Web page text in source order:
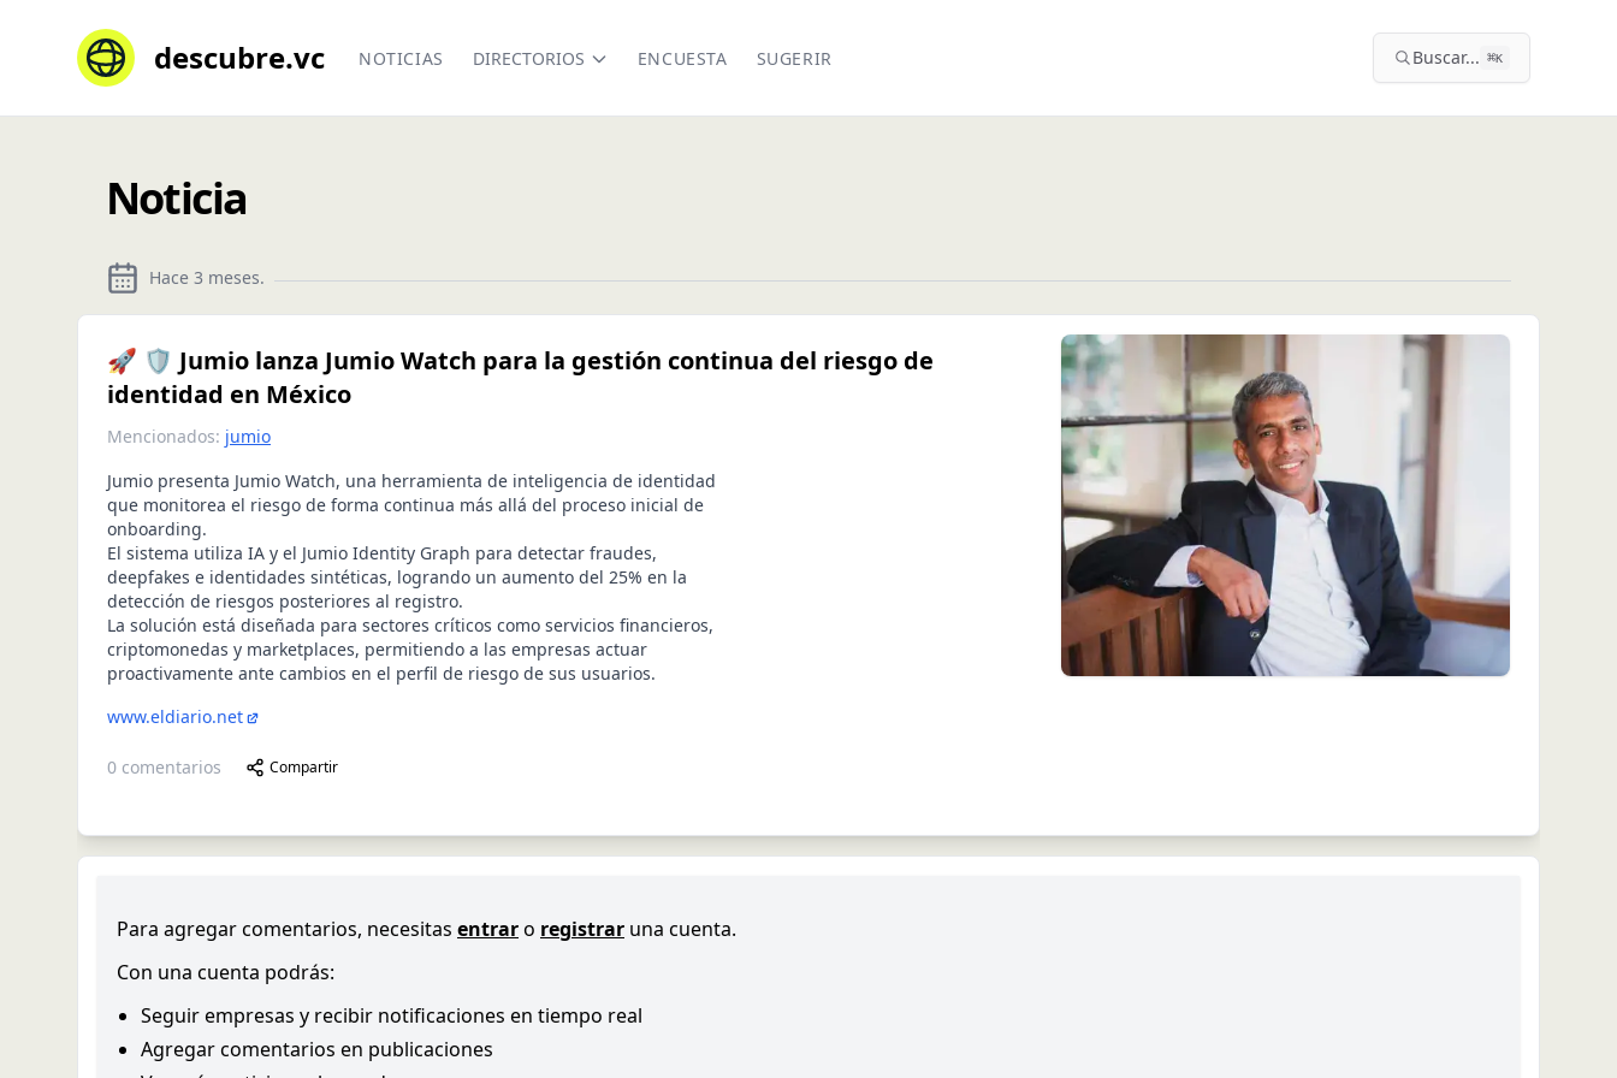
descubre.vc NOTICIAS DIRECTORIOS ENCUESTA SUGERIR Buscar... ⌘K
Noticia
Hace 3 meses.
🚀 🛡️ Jumio lanza Jumio Watch para la gestión continua del riesgo de
identidad en México
Mencionados: jumio
Jumio presenta Jumio Watch, una herramienta de inteligencia de identidad
que monitorea el riesgo de forma continua más allá del proceso inicial de
onboarding.
El sistema utiliza IA y el Jumio Identity Graph para detectar fraudes,
deepfakes e identidades sintéticas, logrando un aumento del 25% en la
detección de riesgos posteriores al registro.
La solución está diseñada para sectores críticos como servicios financieros,
criptomonedas y marketplaces, permitiendo a las empresas actuar
proactivamente ante cambios en el perfil de riesgo de sus usuarios.
www.eldiario.net
0 comentarios Compartir
Para agregar comentarios, necesitas entraro registrar una cuenta.
Con una cuenta podrás:
Seguir empresas y recibir notificaciones en tiempo real
Agregar comentarios en publicaciones